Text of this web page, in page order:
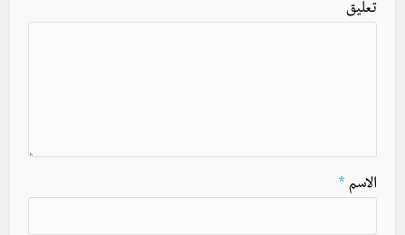
تعليق
الاسم *